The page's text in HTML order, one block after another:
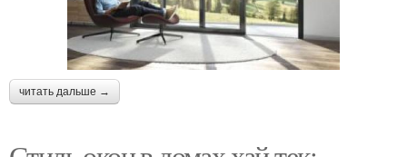
читать дальше →